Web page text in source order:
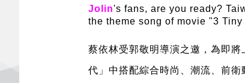
Jolin's fans, are you ready?
the theme song of movie "3
蔡依林受郭敬明導演之邀，為即將
代」中搭配綜合時尚、潮流、前